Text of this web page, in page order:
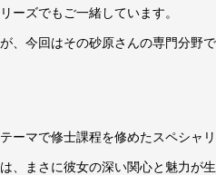
ーズでもご一緒しています。
、今回はその砂原さんの専門分野
ーマで修士課程を修めたスペシャリ
、まさに彼女の深い関心と魅力が生